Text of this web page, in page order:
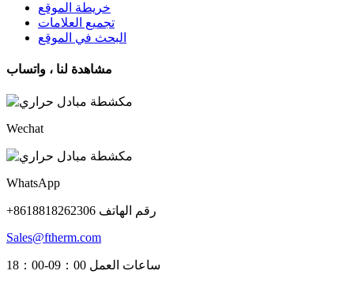
خريطة الموقع
تجميع العلامات
البحث في الموقع
مشاهدة لنا ، واتساب
Wechat
WhatsApp
+8618818262306 رقم الهاتف
Sales@ftherm.com
ساعات العمل 09：00-18：00